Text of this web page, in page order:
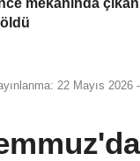
mekanında çıkan
22 Mayıs 2026